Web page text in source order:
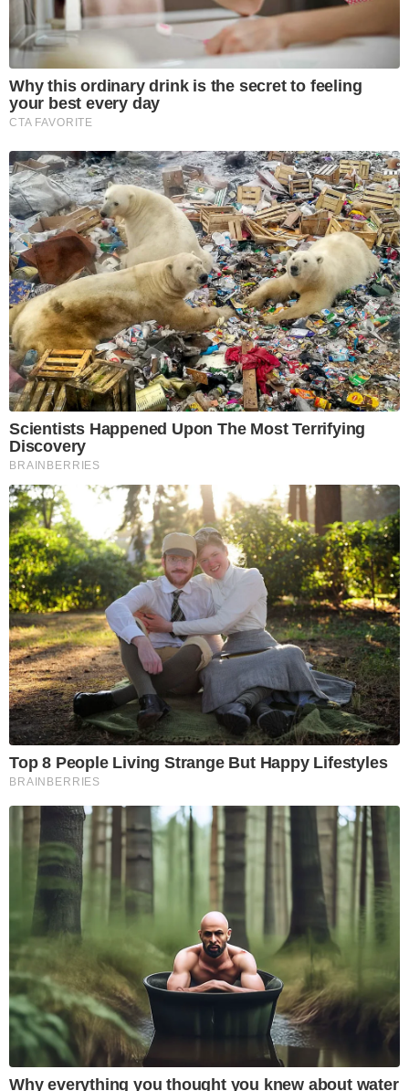
Why this ordinary drink is the secret to feeling
your best every day
CTA FAVORITE
Scientists Happened Upon The Most Terrifying
Discovery
BRAINBERRIES
Top 8 People Living Strange But Happy Lifestyles
BRAINBERRIES
Why everything you thought you knew about water